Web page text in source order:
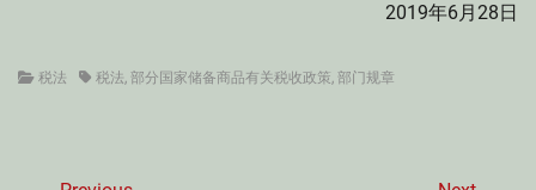
2019年6月28日
Categories
税法 Tags税法, 部分国家储备商品有关税收政策, 部门规章